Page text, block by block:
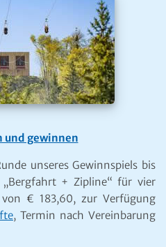
und gewinnen
unseres Gewinnspiels bis
„Bergfahrt + Zipline“ für vier
€ 183,60, zur Verfügung
, Termin nach Vereinbarung